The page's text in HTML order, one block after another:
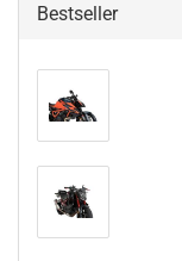
Bestseller